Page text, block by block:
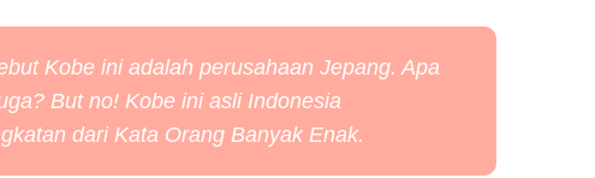
Kobe ini adalah perusahaan Jepang. Apa
But no! Kobe ini asli Indonesia
dari Kata Orang Banyak Enak.